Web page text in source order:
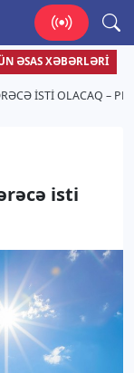
ƏSAS XƏBƏRLƏRI
ISTI OLACAQ –
isti